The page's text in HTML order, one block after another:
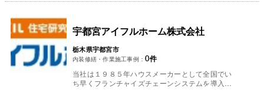
宇都宮アイフルホーム株式会社
栃木県宇都宮市
内装修繕・作業施工事例： 0件
当社は１９８５年ハウスメーカーとして全国でい
ち早くフランチャイズチェーンシステムを導入し